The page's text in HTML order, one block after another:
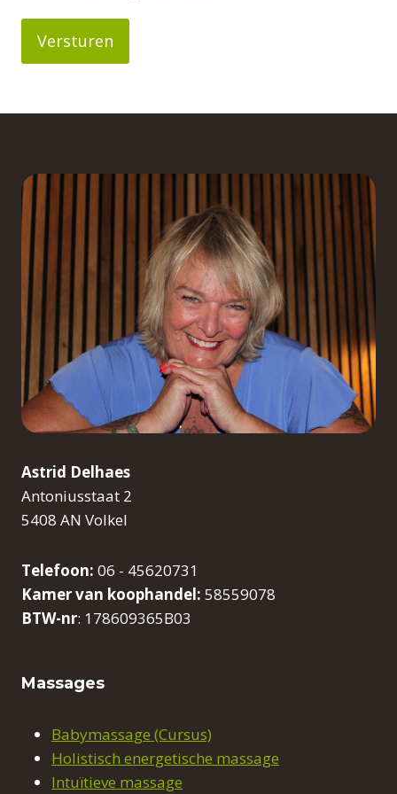
Astrid Delhaes
Antoniusstaat 2
5408 AN Volkel
Telefoon: 06 - 45620731
Kamer van koophandel: 58559078
BTW-nr: 178609365B03
Massages
Babymassage (Cursus)
Holistisch energetische massage
Intuïtieve massage